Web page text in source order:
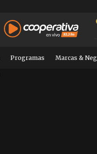
Programas Marcas &